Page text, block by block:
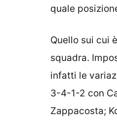
quale
Quello sui cui
squadra.
infatti le
3-4-1-2 con
Zappacosta;